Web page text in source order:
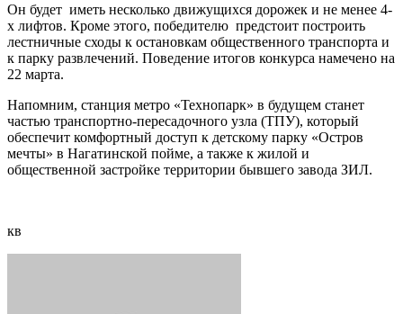
Он будет иметь несколько движущихся дорожек и не менее 4-
х лифтов. Кроме этого, победителю предстоит построить
лестничные сходы к остановкам общественного транспорта и
к парку развлечений. Поведение итогов конкурса намечено на
22 марта.
Напомним, станция метро «Технопарк» в будущем станет
частью транспортно-пересадочного узла (ТПУ), который
обеспечит комфортный доступ к детскому парку «Остров
мечты» в Нагатинской пойме, а также к жилой и
общественной застройке территории бывшего завода ЗИЛ.
кв